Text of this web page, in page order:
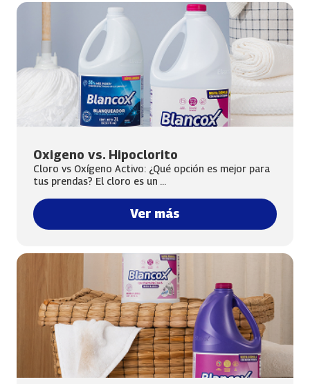
Oxigeno vs. Hipoclorito
Cloro vs Oxígeno Activo: ¿Qué opción es mejor para
tus prendas? El cloro es un ...
Ver más